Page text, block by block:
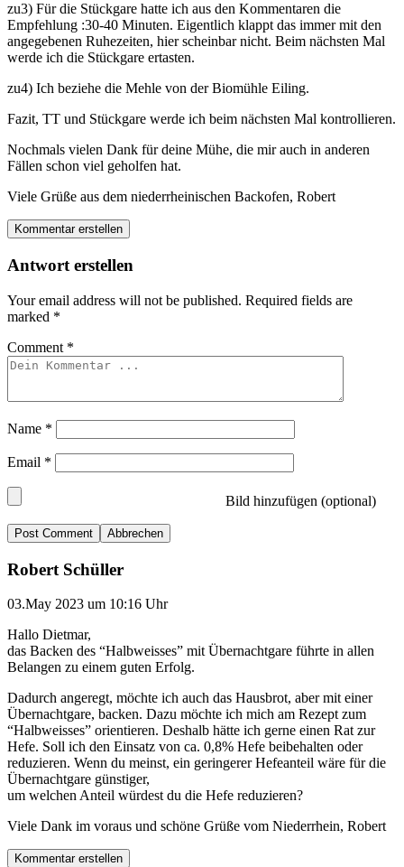
zu3) Für die Stückgare hatte ich aus den Kommentaren die
Empfehlung :30-40 Minuten. Eigentlich klappt das immer mit den
angegebenen Ruhezeiten, hier scheinbar nicht. Beim nächsten Mal
werde ich die Stückgare ertasten.
zu4) Ich beziehe die Mehle von der Biomühle Eiling.
Fazit, TT und Stückgare werde ich beim nächsten Mal kontrollieren.
Nochmals vielen Dank für deine Mühe, die mir auch in anderen
Fällen schon viel geholfen hat.
Viele Grüße aus dem niederrheinischen Backofen, Robert
Kommentar erstellen
Antwort erstellen
Your email address will not be published. Required fields are
marked *
Comment *
Name *
Email *
Bild hinzufügen (optional)
Abbrechen
Robert Schüller
03.May 2023 um 10:16 Uhr
Hallo Dietmar,
das Backen des “Halbweisses” mit Übernachtgare führte in allen
Belangen zu einem guten Erfolg.
Dadurch angeregt, möchte ich auch das Hausbrot, aber mit einer
Übernachtgare, backen. Dazu möchte ich mich am Rezept zum
“Halbweisses” orientieren. Deshalb hätte ich gerne einen Rat zur
Hefe. Soll ich den Einsatz von ca. 0,8% Hefe beibehalten oder
reduzieren. Wenn du meinst, ein geringerer Hefeanteil wäre für die
Übernachtgare günstiger,
um welchen Anteil würdest du die Hefe reduzieren?
Viele Dank im voraus und schöne Grüße vom Niederrhein, Robert
Kommentar erstellen